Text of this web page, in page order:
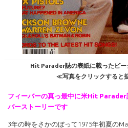
Hit Parader誌の表紙に載ったビー
≪写真をクリックすると
フィーバーの真っ最中に米Hit Parader
バーストーリーです
3年の時をさかのぼって1975年初夏の